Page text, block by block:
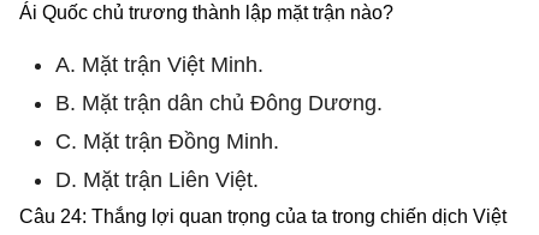
Ái Quốc chủ trương thành lập mặt trận nào?
A. Mặt trận Việt Minh.
B. Mặt trận dân chủ Đông Dương.
C. Mặt trận Đồng Minh.
D. Mặt trận Liên Việt.
Câu 24: Thắng lợi quan trọng của ta trong chiến dịch Việt